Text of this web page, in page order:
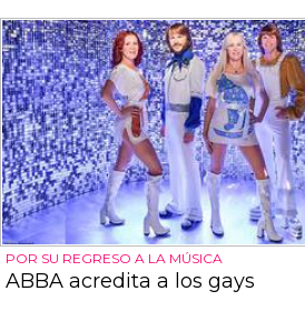
POR SU REGRESO A LA MÚSICA
ABBA acredita a los gays